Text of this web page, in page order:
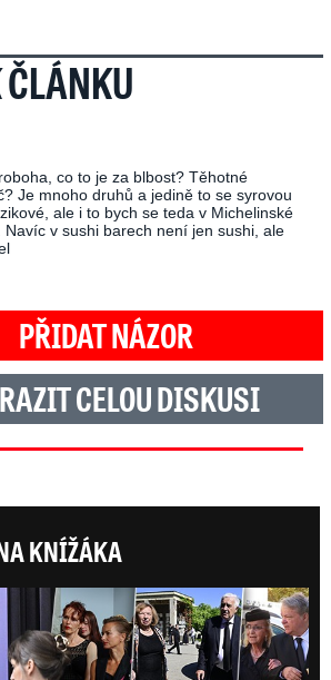
co to je za blbost? Těhotné
Je mnoho druhů a jedině to se syrovou
ale i to bych se teda v Michelinské
Navíc v sushi barech není jen sushi, ale
PŘIDAT NÁZOR
CELOU DISKUSI
KNÍŽÁKA